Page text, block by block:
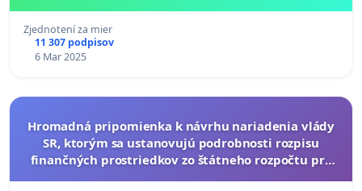
Zjednotení za mier
11 307 podpisov
6 Mar 2025
Hromadná pripomienka k návrhu nariadenia vlády
SR, ktorým sa ustanovujú podrobnosti rozpisu
finančných prostriedkov zo štátneho rozpočtu pre